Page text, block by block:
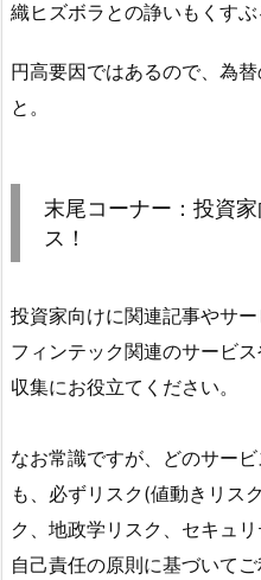
織ヒズボラとの諍いもくすぶ
円高要因ではあるので、為
と。
末尾コーナー：投資
ス！
投資家向けに関連記事やサ
フィンテック関連のサービ
収集にお役立てください。
なお常識ですが、どのサー
も、必ずリスク(値動きリス
ク、地政学リスク、セキュ
自己責任の原則に基づいてご